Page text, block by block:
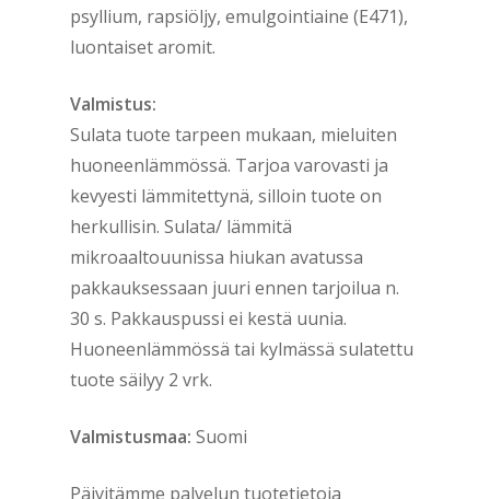
psyllium, rapsiöljy, emulgointiaine (E471),
luontaiset aromit.
Valmistus:
Sulata tuote tarpeen mukaan, mieluiten
huoneenlämmössä. Tarjoa varovasti ja
kevyesti lämmitettynä, silloin tuote on
herkullisin. Sulata/ lämmitä
mikroaaltouunissa hiukan avatussa
pakkauksessaan juuri ennen tarjoilua n.
30 s. Pakkauspussi ei kestä uunia.
Huoneenlämmössä tai kylmässä sulatettu
tuote säilyy 2 vrk.
Valmistusmaa: Suomi
Päivitämme palvelun tuotetietoja